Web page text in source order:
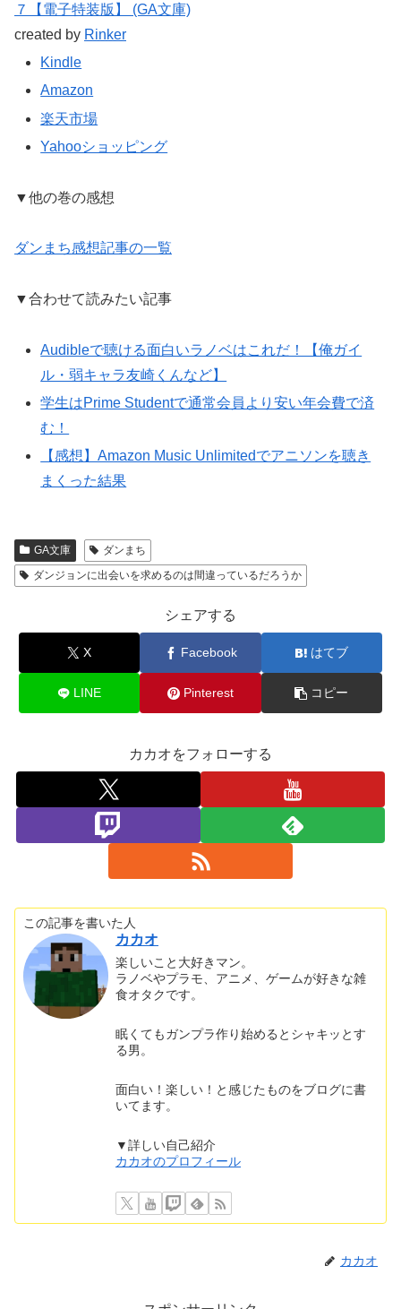
７【電子特装版】 (GA文庫)
created by Rinker
Kindle
Amazon
楽天市場
Yahooショッピング
▼他の巻の感想
ダンまち感想記事の一覧
▼合わせて読みたい記事
Audibleで聴ける面白いラノベはこれだ！【俺ガイ
ル・弱キャラ友崎くんなど】
学生はPrime Studentで通常会員より安い年会費で済
む！
【感想】Amazon Music Unlimitedでアニソンを聴き
まくった結果
GA文庫
ダンまち
ダンジョンに出会いを求めるのは間違っているだろうか
シェアする
X Facebook はてブ
LINE Pinterest コピー
カカオをフォローする
この記事を書いた人
カカオ
楽しいこと大好きマン。
ラノベやプラモ、アニメ、ゲームが好きな雑
食オタクです。
眠くてもガンプラ作り始めるとシャキッとす
る男。
面白い！楽しい！と感じたものをブログに書
いてます。
▼詳しい自己紹介
カカオのプロフィール
カカオ